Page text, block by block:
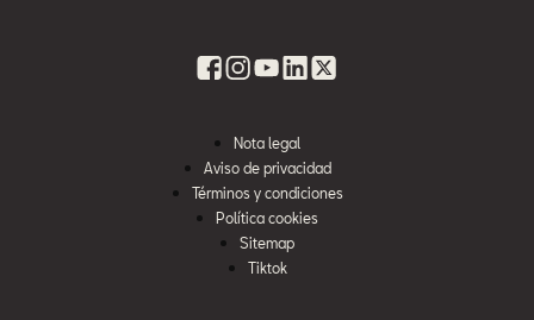
SEAT Usados Certificados
Seguro de autopartes SEAT
Nota legal
Aviso de privacidad
Términos y condiciones
Política cookies
Sitemap
Tiktok